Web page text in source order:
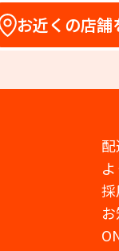
お近くの店舗